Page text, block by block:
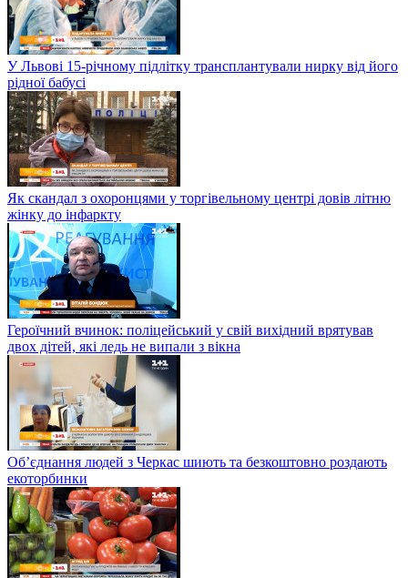
У Львові 15-річному підлітку трансплантували нирку від його
рідної бабусі
Як скандал з охоронцями у торгівельному центрі довів літню
жінку до інфаркту
Героїчний вчинок: поліцейський у свій вихідний врятував
двох дітей, які ледь не випали з вікна
Об’єднання людей з Черкас шиють та безкоштовно роздають
екоторбинки